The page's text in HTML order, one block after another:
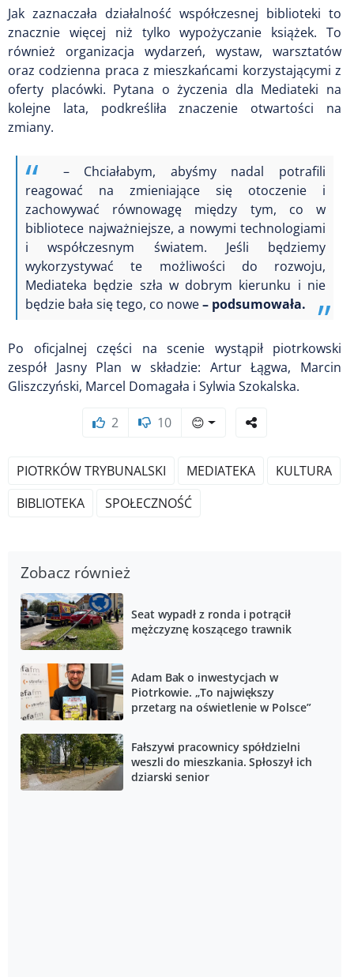
Jak zaznaczała działalność współczesnej biblioteki to
znacznie więcej niż tylko wypożyczanie książek. To
również organizacja wydarzeń, wystaw, warsztatów
oraz codzienna praca z mieszkańcami korzystającymi z
oferty placówki. Pytana o życzenia dla Mediateki na
kolejne lata, podkreśliła znaczenie otwartości na
zmiany.
– Chciałabym, abyśmy nadal potrafili
reagować na zmieniające się otoczenie i
zachowywać równowagę między tym, co w
bibliotece najważniejsze, a nowymi technologiami
i współczesnym światem. Jeśli będziemy
wykorzystywać te możliwości do rozwoju,
Mediateka będzie szła w dobrym kierunku i nie
będzie bała się tego, co nowe– podsumowała.
Po oficjalnej części na scenie wystąpił piotrkowski
zespół Jasny Plan w składzie: Artur Łągwa, Marcin
Gliszczyński, Marcel Domagała i Sylwia Szokalska.
2 10 😊
PIOTRKÓW TRYBUNALSKI MEDIATEKA
KULTURA
BIBLIOTEKA
SPOŁECZNOŚĆ
Zobacz również
Seat wypadł z ronda i potrącił
mężczyznę koszącego trawnik
Adam Bak o inwestycjach w
Piotrkowie. „To największy
przetarg na oświetlenie w Polsce”
Fałszywi pracownicy spółdzielni
weszli do mieszkania. Spłoszył ich
dziarski senior